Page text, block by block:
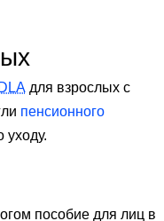
для взрослых с
пенсионного
уходу.
пособие для лиц в